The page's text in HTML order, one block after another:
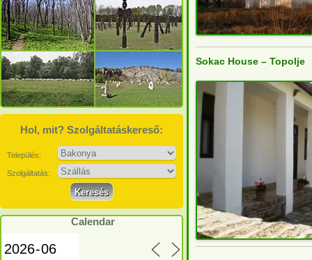
Hol, mit? Szolgáltatáskereső:
Település:
Szolgáltatás:
Calendar
Sokac House – Topolje